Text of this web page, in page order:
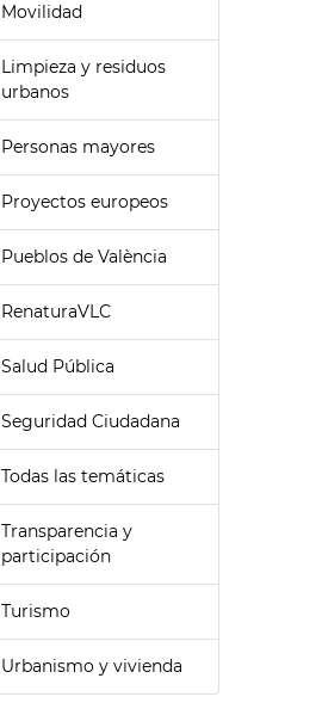
Movilidad
Limpieza y residuos
urbanos
Personas mayores
Proyectos europeos
Pueblos de València
RenaturaVLC
Salud Pública
Seguridad Ciudadana
Todas las temáticas
Transparencia y
participación
Turismo
Urbanismo y vivienda